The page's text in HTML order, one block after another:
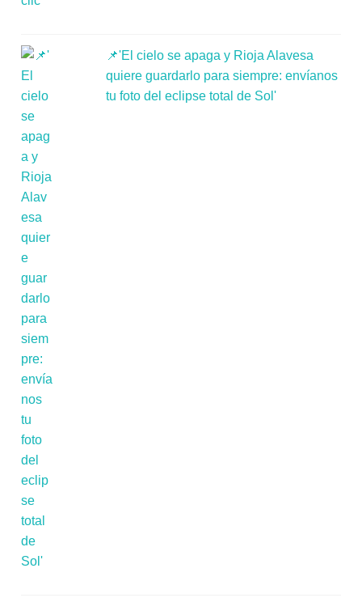
📌'El cielo se apaga y Rioja Alavesa
quiere guardarlo para siempre: envíanos
tu foto del eclipse total de Sol'